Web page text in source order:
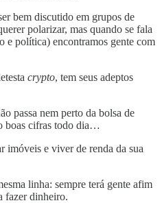
bem discutido em grupos de
polarizar, mas quando se fala
e política) encontramos gente com
crypto, tem seus adeptos
passa nem perto da bolsa de
boas cifras todo dia…
imóveis e viver de renda da sua
linha: sempre terá gente afim
fazer dinheiro.